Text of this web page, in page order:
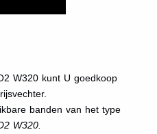
W320 kunt U goedkoop
banden van het type
W320.